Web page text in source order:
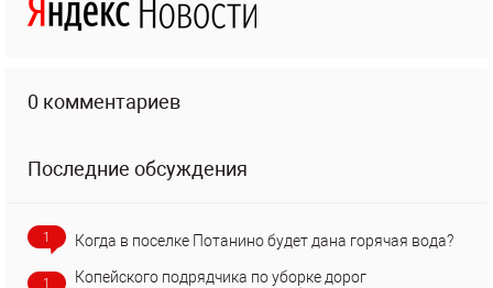
0 комментариев
Последние обсуждения
1 Когда в поселке Потанино будет дана горячая вода?
1
Копейского подрядчика по уборке дорог